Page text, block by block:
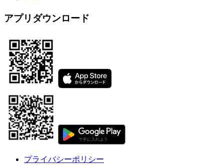
アプリダウンロード
プライバシーポリシー